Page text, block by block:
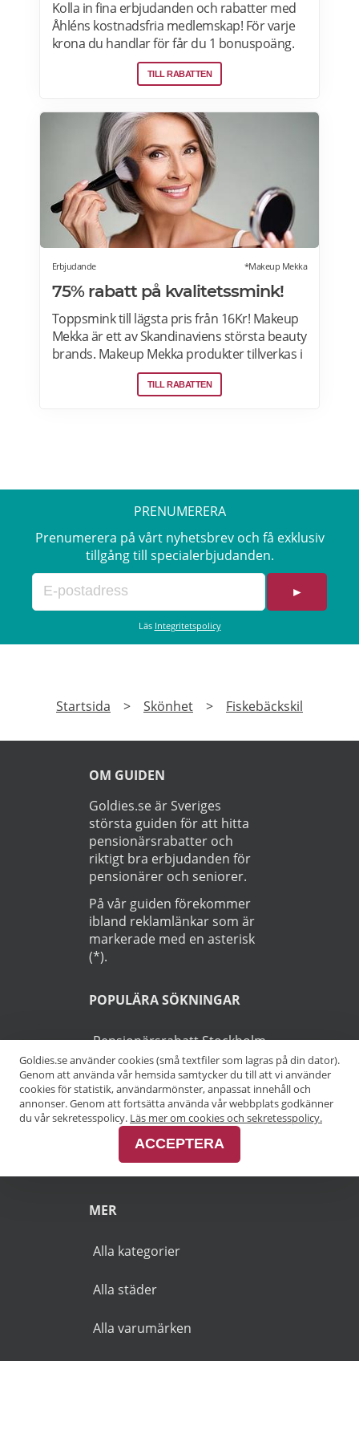
Kolla in fina erbjudanden och rabatter med
Åhléns kostnadsfria medlemskap! För varje
krona du handlar för får du 1 bonuspoäng.
Och för varje 1250 poäng, får du 25 kronor i
bonus. 10-30% välkomsterbjudande:
30% rabatt på ditt första köp som medlem.
Läs mer om pensionärsrabatter på Åhléns
TILL RABATTEN
Erbjudande *Makeup Mekka
75% rabatt på kvalitetssmink!
Toppsmink till lägsta pris från 16Kr! Makeup
Mekka är ett av Skandinaviens största beauty
brands. Makeup Mekka produkter tillverkas i
samma fabriker som stora internationella
beauty brands. Fri frakt över 299:- Läs mer
TILL RABATTEN
PRENUMERERA
Prenumerera på vårt nyhetsbrev och få exklusiv
tillgång till specialerbjudanden.
►
Läs Integritetspolicy
Startsida > Skönhet > Fiskebäckskil
OM GUIDEN
Goldies.se är Sveriges
största guiden för att hitta
pensionärsrabatter och
riktigt bra erbjudanden för
pensionärer och seniorer.
På vår guiden förekommer
ibland reklamlänkar som är
markerade med en asterisk
(*).
POPULÄRA SÖKNINGAR
Pensionärsrabatt Stockholm
Pensionärsrabatt Göteborg
Pensionärsrabatt Malmö
Pensionärsrabatt Skåne
MER
Alla kategorier
Alla städer
Alla varumärken
Goldies.se använder cookies (små textfiler som lagras på din dator).
Genom att använda vår hemsida samtycker du till att vi använder
cookies för statistik, användarmönster, anpassat innehåll och
annonser. Genom att fortsätta använda vår webbplats godkänner
du vår sekretesspolicy. Läs mer om cookies och sekretesspolicy.
ACCEPTERA